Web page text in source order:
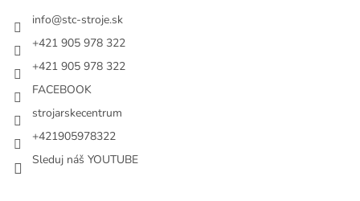
info@stc-stroje.sk
+421 905 978 322
+421 905 978 322
FACEBOOK
strojarskecentrum
+421905978322
Sleduj náš YOUTUBE